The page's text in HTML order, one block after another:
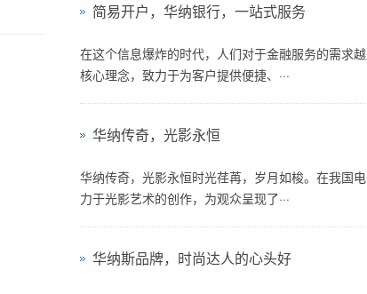
简易开户，华纳银行，一站式服务
在这个信息爆炸的时代，人们对于金融服务的需求
核心理念，致力于为客户提供便捷、···
华纳传奇，光影永恒
华纳传奇，光影永恒时光荏苒，岁月如梭。在我国
力于光影艺术的创作，为观众呈现了···
华纳斯品牌，时尚达人的心头好